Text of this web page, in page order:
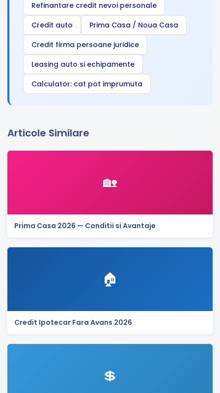
Refinantare credit nevoi personale
Credit auto
Prima Casa / Noua Casa
Credit firma persoane juridice
Leasing auto si echipamente
Calculator: cat pot imprumuta
Articole Similare
🏡
Prima Casa 2026 — Conditii si Avantaje
🏠
Credit Ipotecar Fara Avans 2026
💲